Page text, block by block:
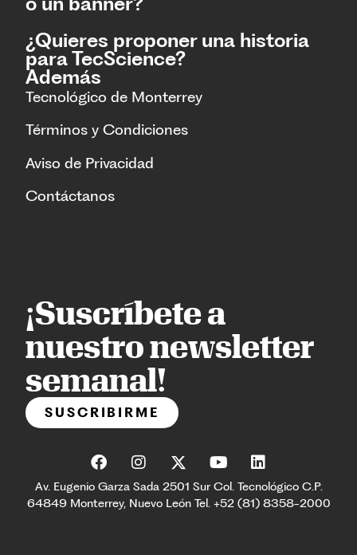
¿Quieres proponer una historia
para TecScience?
Además
Tecnológico de Monterrey
Términos y Condiciones
Aviso de Privacidad
Contáctanos
¡Suscríbete a
nuestro newsletter
semanal!
SUSCRIBIRME
Av. Eugenio Garza Sada 2501 Sur Col. Tecnológico C.P.
64849 Monterrey, Nuevo León Tel. +52 (81) 8358-2000